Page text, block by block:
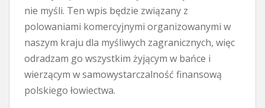
nie myśli. Ten wpis będzie związany z
polowaniami komercyjnymi organizowanymi w
naszym kraju dla myśliwych zagranicznych, więc
odradzam go wszystkim żyjącym w bańce i
wierzącym w samowystarczalność finansową
polskiego łowiectwa.